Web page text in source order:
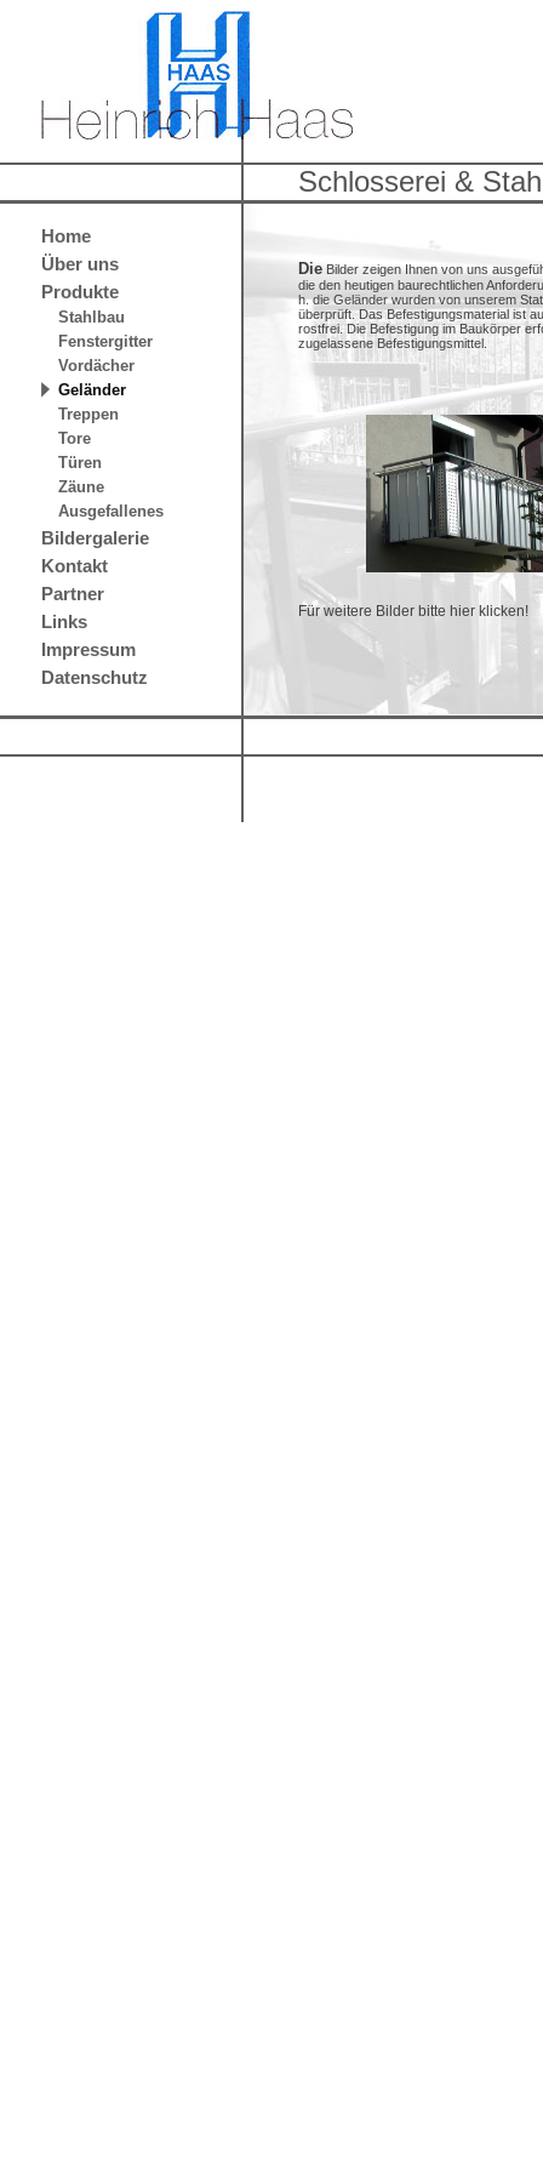
Schlosserei &
Home
Über uns
Produkte
Stahlbau
Fenstergitter
Vordächer
Geländer
Treppen
Tore
Türen
Zäune
Ausgefallenes
Bildergalerie
Kontakt
Partner
Links
Impressum
Datenschutz
Die Bilder zeigen Ihnen von uns
die den heutigen baurechtlichen
h. die Geländer wurden von unserem
überprüft. Das Befestigungsmaterial ist
rostfrei. Die Befestigung im Baukörper
zugelassene Befestigungsmittel.
Für weitere Bilder bitte hier klicken!